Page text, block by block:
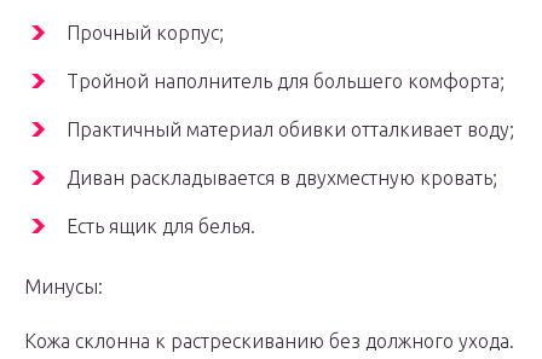
Прочный корпус;
Тройной наполнитель для большего комфорта;
Практичный материал обивки отталкивает воду;
Диван раскладывается в двухместную кровать;
Есть ящик для белья.
Минусы:
Кожа склонна к растрескиванию без должного ухода.